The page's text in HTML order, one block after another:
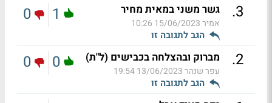
3
. גשר משני במאית מחיר
אמיר15/06/2023 10:26
הגב לתגובה זו
1
0
2
. מברוק ובהצלחה בכבישים (ל"ת)
עפר שנהר13/06/2023 19:54
הגב לתגובה זו
0
0